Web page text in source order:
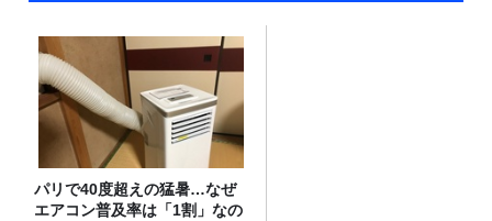
パリで40度超えの猛暑…なぜ
エアコン普及率は「1割」なの